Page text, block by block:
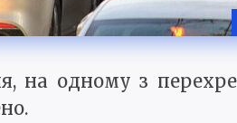
на одному з